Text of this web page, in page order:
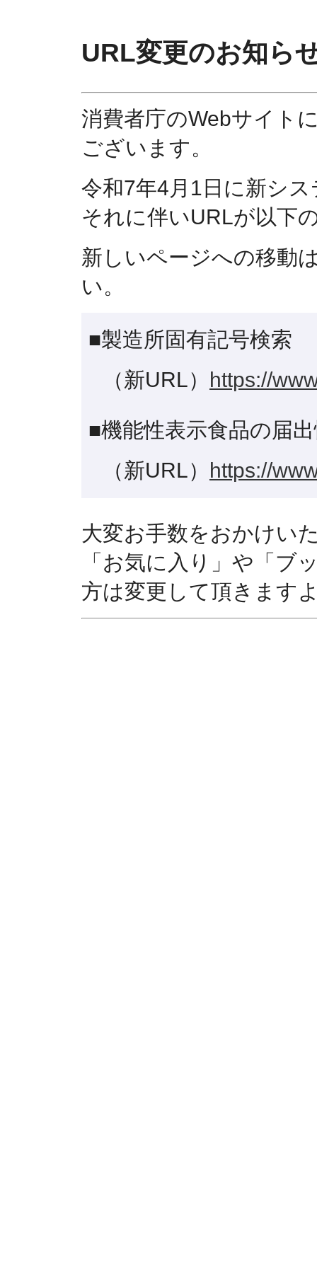
URL変更のお知ら
消費者庁のWebサイト
ございます。
令和7年4月1日に新シ
それに伴いURLが以下
新しいページへの移動
い。
■製造所固有記号検索
（新URL） https://
■機能性表示食品の届
（新URL） https://
大変お手数をおかけい
「お気に入り」や「ブ
方は変更して頂きます